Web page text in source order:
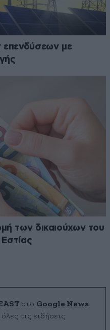
επενδύσεων με
των δικαιούχων του
στο Google News
τις ειδήσεις